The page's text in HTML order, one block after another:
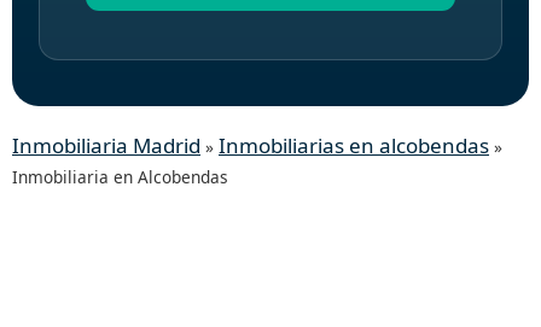
Inmobiliaria Madrid » Inmobiliarias en alcobendas »
Inmobiliaria en Alcobendas